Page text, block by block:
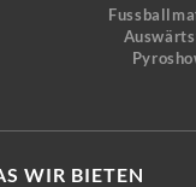
WIR BIETEN